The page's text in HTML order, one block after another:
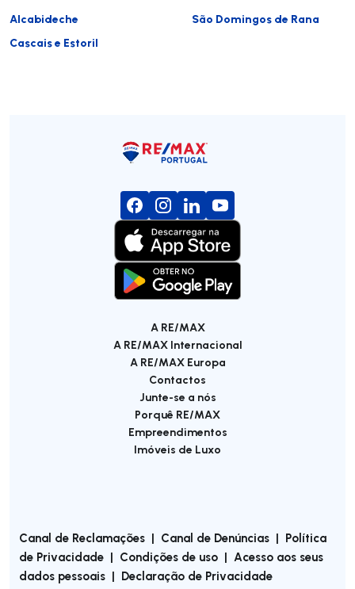
Alcabideche
São Domingos de Rana
Cascais e Estoril
A RE/MAX
A RE/MAX Internacional
A RE/MAX Europa
Contactos
Junte-se a nós
Porquê RE/MAX
Empreendimentos
Imóveis de Luxo
Canal de Reclamações | Canal de Denúncias | Política
de Privacidade | Condições de uso | Acesso aos seus
dados pessoais | Declaração de Privacidade